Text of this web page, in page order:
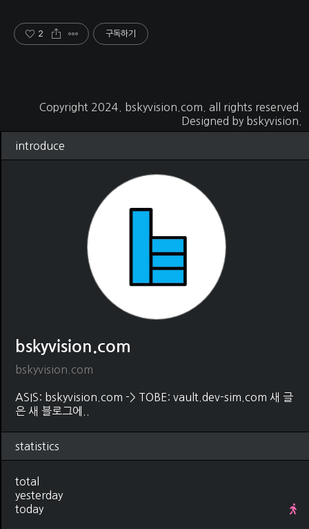
2 구독하기
Copyright 2024. bskyvision.com . all rights reserved.
Designed by bskyvision.
introduce
bskyvision.com
bskyvision.com
ASIS: bskyvision.com -> TOBE: vault.dev-sim.com 새 글
은 새 블로그에..
statistics
total
yesterday
today